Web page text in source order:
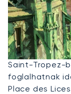
Privát
Saint-Tropez-
foglalhatnak
Place des